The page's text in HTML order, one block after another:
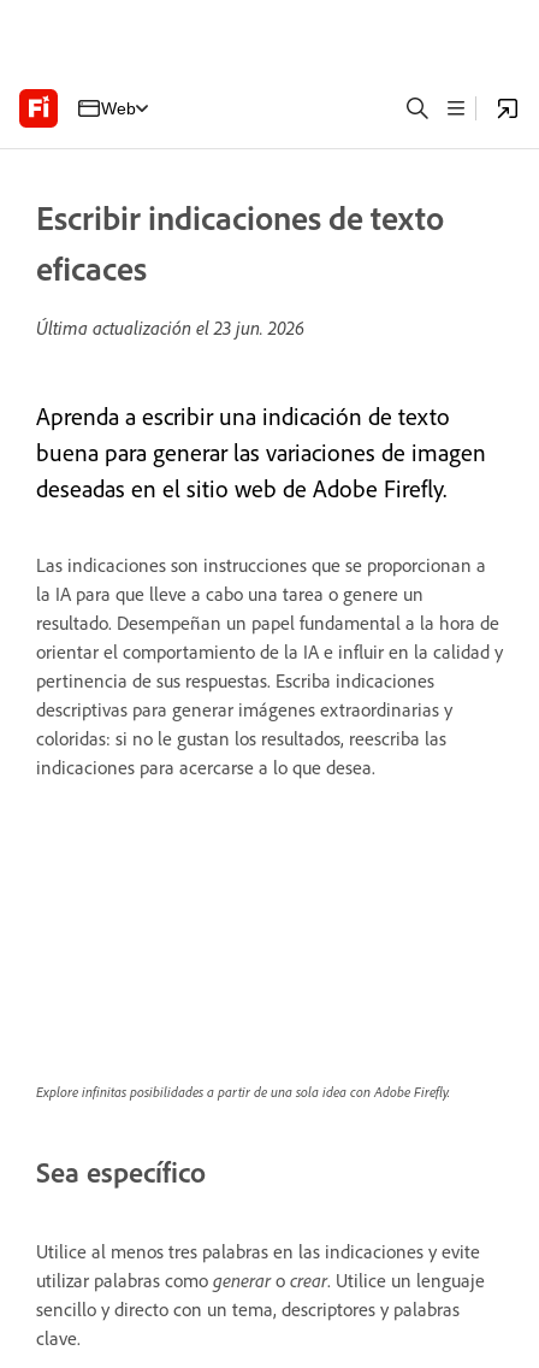
Web
Escribir indicaciones de texto
eficaces
Última actualización el23 jun. 2026
Aprenda a escribir una indicación de texto
buena para generar las variaciones de imagen
deseadas en el sitio web de Adobe Firefly.
Las indicaciones son instrucciones que se proporcionan a
la IA para que lleve a cabo una tarea o genere un
resultado. Desempeñan un papel fundamental a la hora de
orientar el comportamiento de la IA e influir en la calidad y
pertinencia de sus respuestas. Escriba indicaciones
descriptivas para generar imágenes extraordinarias y
coloridas: si no le gustan los resultados, reescriba las
indicaciones para acercarse a lo que desea.
Explore infinitas posibilidades a partir de una sola idea con Adobe Firefly.
Sea específico
Utilice al menos tres palabras en las indicaciones y evite
utilizar palabras como generaro crear. Utilice un lenguaje
sencillo y directo con un tema, descriptores y palabras
clave.